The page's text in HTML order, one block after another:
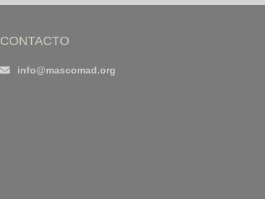
CONTACTO
info@mascomad.org